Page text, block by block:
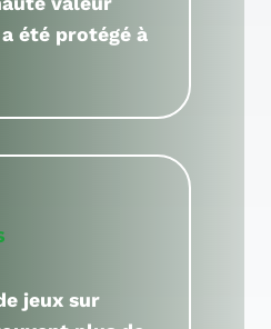
été protégé à
jeux sur